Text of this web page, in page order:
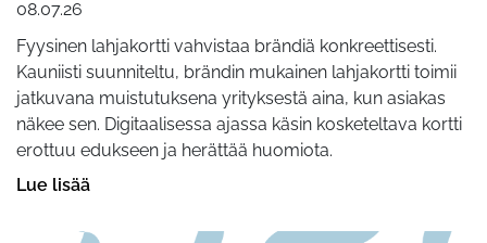
08.07.26
Fyysinen lahjakortti vahvistaa brändiä konkreettisesti.
Kauniisti suunniteltu, brändin mukainen lahjakortti toimii
jatkuvana muistutuksena yrityksestä aina, kun asiakas
näkee sen. Digitaalisessa ajassa käsin kosketeltava kortti
erottuu edukseen ja herättää huomiota.
Lue lisää